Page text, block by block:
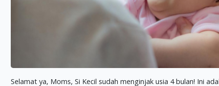
Selamat ya, Moms, Si Kecil sudah menginjak usia 4 bulan! Ini